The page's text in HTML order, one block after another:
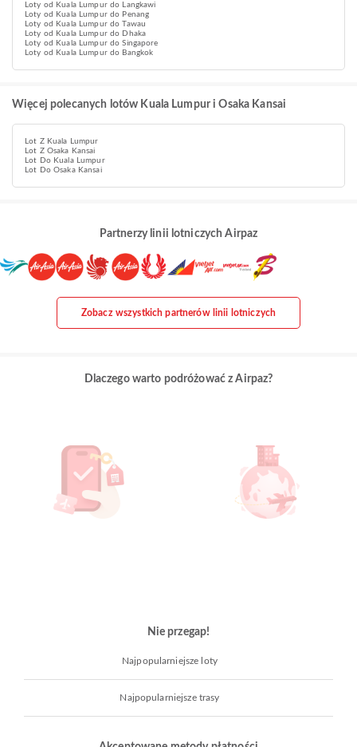
Loty od Kuala Lumpur do Langkawi
Loty od Kuala Lumpur do Penang
Loty od Kuala Lumpur do Tawau
Loty od Kuala Lumpur do Dhaka
Loty od Kuala Lumpur do Singapore
Loty od Kuala Lumpur do Bangkok
Więcej polecanych lotów Kuala Lumpur i Osaka Kansai
Lot Z Kuala Lumpur
Lot Z Osaka Kansai
Lot Do Kuala Lumpur
Lot Do Osaka Kansai
Partnerzy linii lotniczych Airpaz
Zobacz wszystkich partnerów linii lotniczych
Dlaczego warto podróżować z Airpaz?
Nie przegap!
Najpopularniejsze loty
Najpopularniejsze trasy